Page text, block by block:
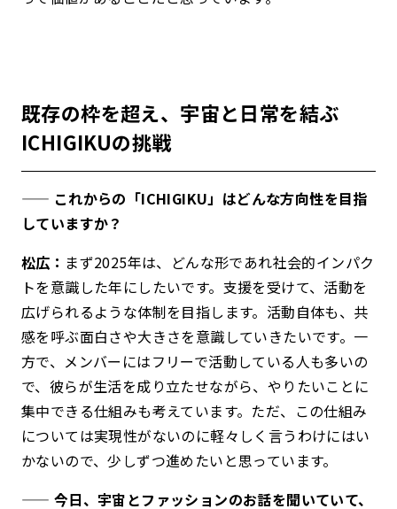
既存の枠を超え、宇宙と日常を結ぶ
ICHIGIKUの挑戦
—— これからの「ICHIGIKU」はどんな方向性を目指
していますか？
松広： まず2025年は、どんな形であれ社会的インパク
トを意識した年にしたいです。支援を受けて、活動を
広げられるような体制を目指します。活動自体も、共
感を呼ぶ面白さや大きさを意識していきたいです。 一
方で、メンバーにはフリーで活動している人も多いの
で、彼らが生活を成り立たせながら、やりたいことに
集中できる仕組みも考えています。ただ、この仕組み
については実現性がないのに軽々しく言うわけにはい
かないので、少しずつ進めたいと思っています。
—— 今日、宇宙とファッションのお話を聞いていて、